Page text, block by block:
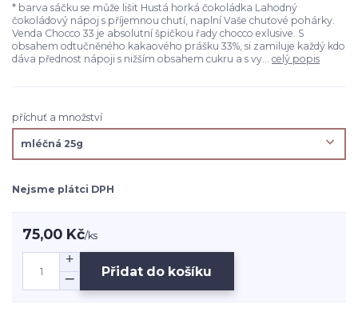
* barva sáčku se může lišit Hustá horká čokoládka Lahodný
čokoládový nápoj s příjemnou chutí, naplní Vaše chuťové pohárky.
Venda Chocco 33 je absolutní špičkou řady chocco exlusive. S
obsahem odtučněného kakaového prášku 33%, si zamiluje každý kdo
dáva přednost nápoji s nižším obsahem cukru a s vy... celý popis
příchuť a množství
Nejsme plátci DPH
75,00 Kč/ks
Přidat do košíku